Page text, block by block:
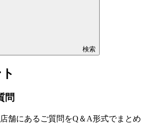
検索
問
舗にあるご質問をQ＆A形式でまとめ